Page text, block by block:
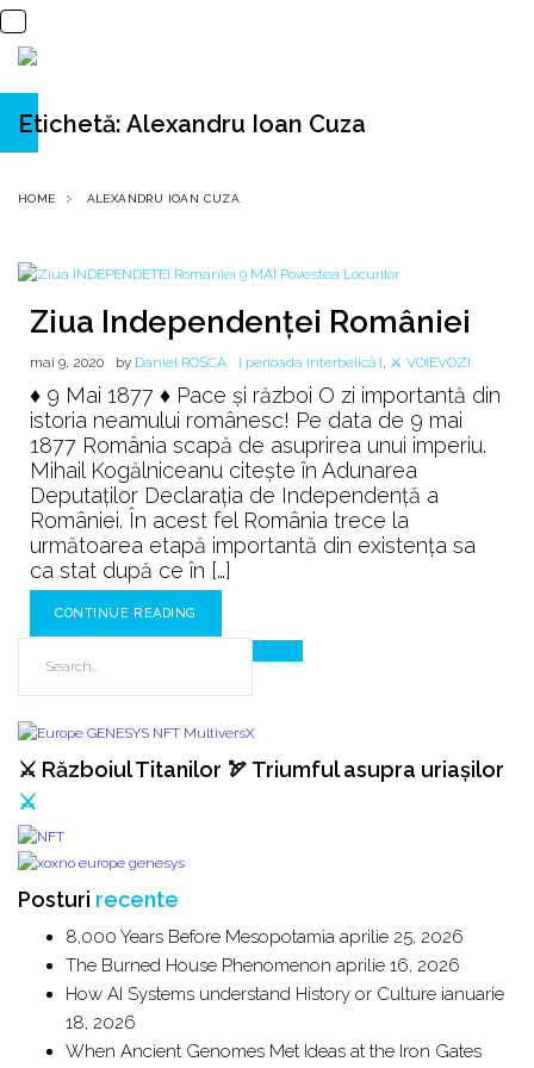
Etichetă: Alexandru Ioan Cuza
HOME ALEXANDRU IOAN CUZA
Ziua Independenței României
mai 9, 2020 by Daniel ROȘCA [ perioada interbelică ], ⚔️ VOIEVOZI
♦ 9 Mai 1877 ♦ Pace şi război O zi importantă din
istoria neamului românesc! Pe data de 9 mai
1877 România scapă de asuprirea unui imperiu.
Mihail Kogălniceanu citeşte în Adunarea
Deputaţilor Declaraţia de Independenţă a
României. În acest fel România trece la
următoarea etapă importantă din existenţa sa
ca stat după ce în […]
CONTINUE READING
⚔️ Războiul Titanilor 🏹 Triumful asupra uriașilor
⚔️
Posturi recente
8,000 Years Before Mesopotamia aprilie 25, 2026
The Burned House Phenomenon aprilie 16, 2026
How AI Systems understand History or Culture ianuarie
18, 2026
When Ancient Genomes Met Ideas at the Iron Gates